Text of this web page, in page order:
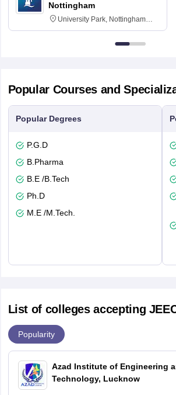
Nottingham
University Park, Nottingham
NG7 2RD
Popular Courses and
Popular Degrees
P.G.D
B.Pharma
B.E /B.Tech
Ph.D
M.E /M.Tech.
List of colleges accepting
Popularity
Azad Institute of Engineering
Technology, Lucknow